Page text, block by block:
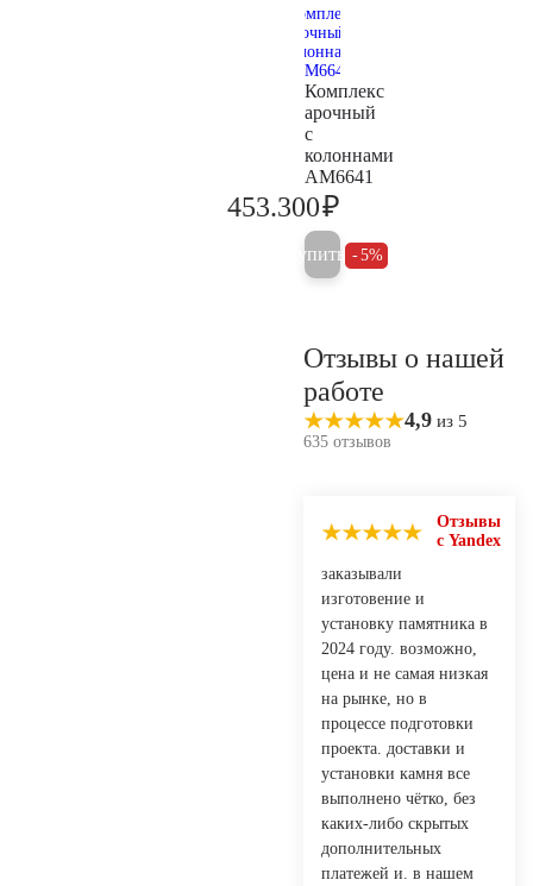
Комплекс
арочный
с
колоннами
AM6641
453.300₽
Купить 5%
Отзывы о нашей
работе
4,9 из 5
635 отзывов
Отзывы
с Yandex
заказывали
изготовение и
установку памятника в
2024 году. возможно,
цена и не самая низкая
на рынке, но в
процессе подготовки
проекта. доставки и
установки камня все
выполнено чётко, без
каких-либо скрытых
дополнительных
платежей и. в нашем